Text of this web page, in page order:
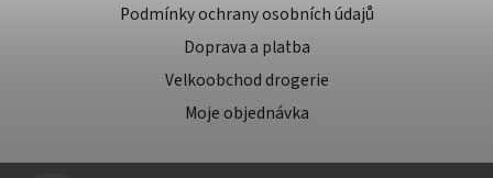
Podmínky ochrany osobních údajů
Doprava a platba
Velkoobchod drogerie
Moje objednávka